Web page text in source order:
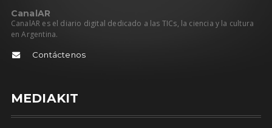
CanalAR
CanalAR es el diario digital dedicado a las TICs, la ciencia y la cultura
en Argentina.
Contáctenos
MEDIAKIT